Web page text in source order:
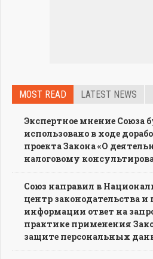
MOST READ LATEST NEWS
Экспертное мнение Союза
использовано в ходе
проекта Закона «О
налоговому
Союз направил в
центр законодательства и
информации ответ на
практике применения
защите персональных